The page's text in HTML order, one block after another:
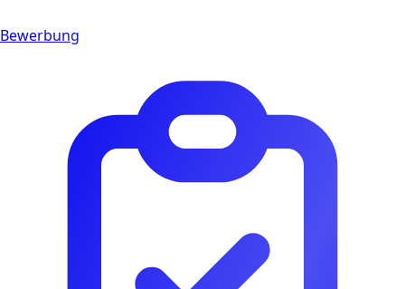
Bewerbung